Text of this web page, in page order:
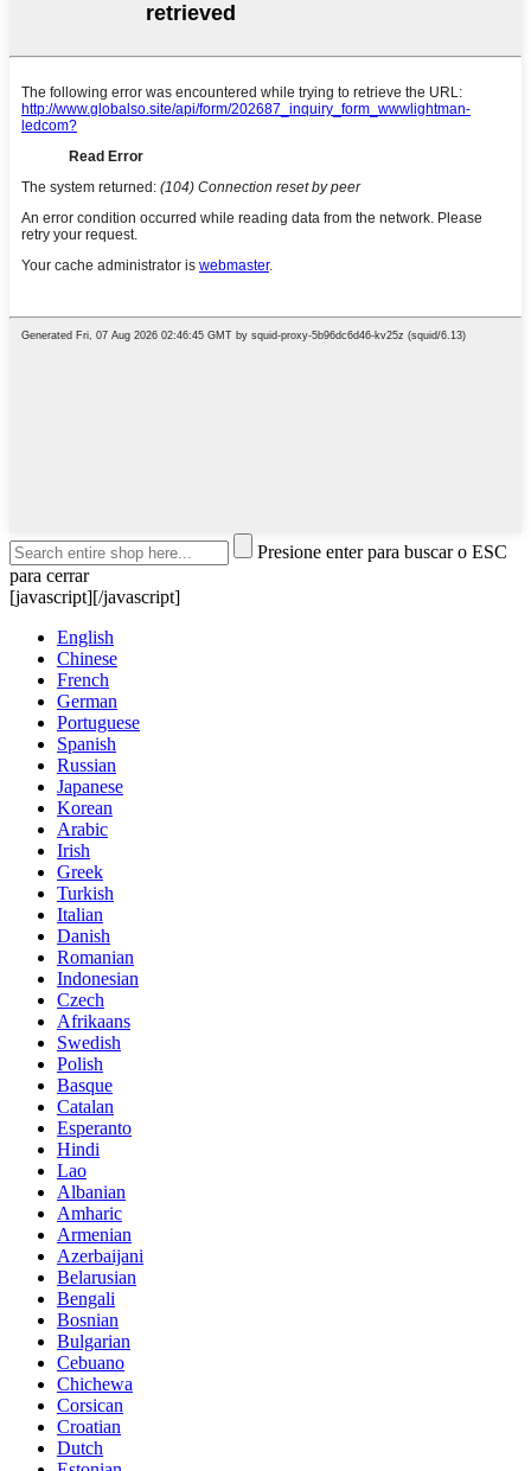
Presione enter para buscar o ESC
para cerrar
[javascript][/javascript]
English
Chinese
French
German
Portuguese
Spanish
Russian
Japanese
Korean
Arabic
Irish
Greek
Turkish
Italian
Danish
Romanian
Indonesian
Czech
Afrikaans
Swedish
Polish
Basque
Catalan
Esperanto
Hindi
Lao
Albanian
Amharic
Armenian
Azerbaijani
Belarusian
Bengali
Bosnian
Bulgarian
Cebuano
Chichewa
Corsican
Croatian
Dutch